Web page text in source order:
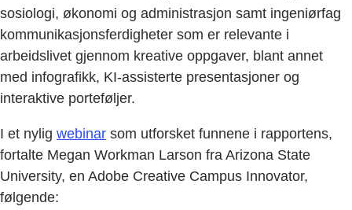
sosiologi, økonomi og administrasjon samt ingeniørfag
kommunikasjonsferdigheter som er relevante i
arbeidslivet gjennom kreative oppgaver, blant annet
med infografikk, KI-assisterte presentasjoner og
interaktive porteføljer.
I et nylig webinar som utforsket funnene i rapportens,
fortalte Megan Workman Larson fra Arizona State
University, en Adobe Creative Campus Innovator,
følgende: